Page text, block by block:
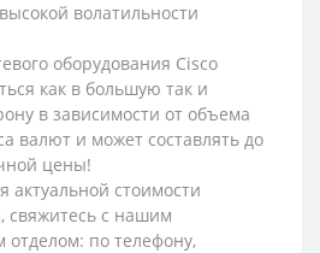
волатильности
оборудования Cisco
как в большую так и
в зависимости от объема
валют и может составлять до
цены!
актуальной стоимости
свяжитесь с нашим
отделом: по телефону,